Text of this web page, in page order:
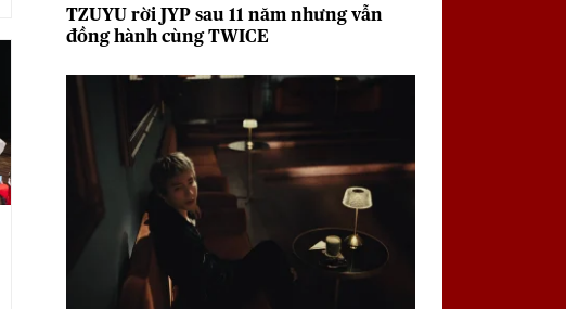
TZUYU rời JYP sau 11 năm nhưng vẫn
đồng hành cùng TWICE